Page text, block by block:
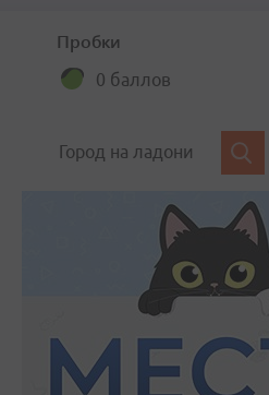
Пробки
0 баллов
Город на ладони